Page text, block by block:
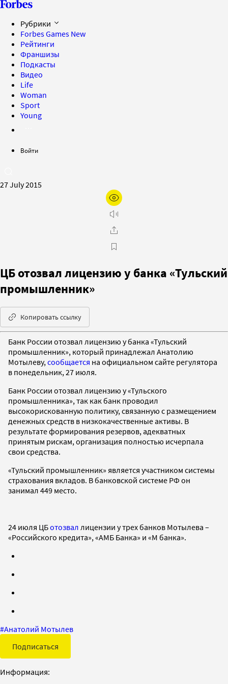
Рубрики
Forbes Games New
Рейтинги
Франшизы
Подкасты
Видео
Life
Woman
Sport
Young
Войти
27 July 2015
ЦБ отозвал лицензию у банка «Тульский
промышленник»
Копировать ссылку
Банк России отозвал лицензию у банка «Тульский
промышленник», который принадлежал Анатолию
Мотылеву, сообщается на официальном сайте регулятора
в понедельник, 27 июля.
Банк России отозвал лицензию у «Тульского
промышленника», так как банк проводил
высокорискованную политику, связанную с размещением
денежных средств в низкокачественные активы. В
результате формирования резервов, адекватных
принятым рискам, организация полностью исчерпала
свои средства.
«Тульский промышленник» является участником системы
страхования вкладов. В банковской системе РФ он
занимал 449 место.
24 июля ЦБотозвал лицензии у трех банков Мотылева –
«Российского кредита», «АМБ Банка» и «М банка».
#Анатолий Мотылев
Подписаться
Информация: